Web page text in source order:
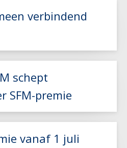
verbindend
schept
SFM-premie
vanaf 1 juli